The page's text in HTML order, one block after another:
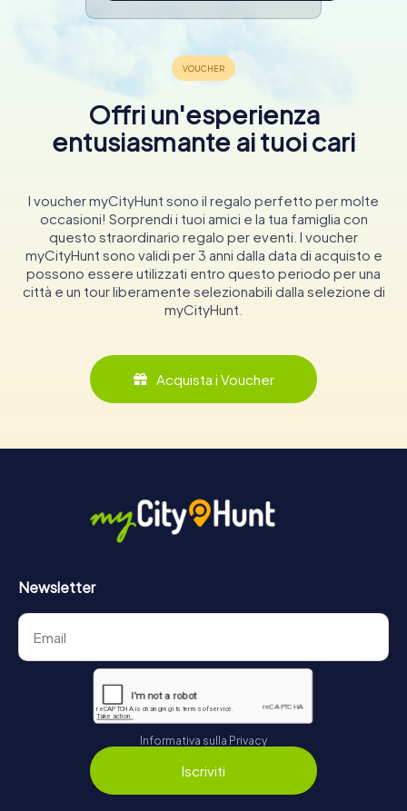
Offri un'esperienza
entusiasmante ai tuoi cari
I voucher myCityHunt sono il regalo perfetto per molte
occasioni! Sorprendi i tuoi amici e la tua famiglia con
questo straordinario regalo per eventi. I voucher
myCityHunt sono validi per 3 anni dalla data di acquisto e
possono essere utilizzati entro questo periodo per una
città e un tour liberamente selezionabili dalla selezione di
myCityHunt.
Acquista i Voucher
Newsletter
Informativa sulla Privacy
Iscriviti